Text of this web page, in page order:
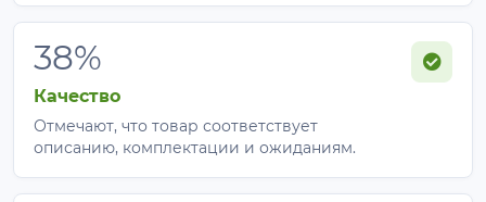
38%
Качество
Отмечают, что товар соответствует
описанию, комплектации и ожиданиям.